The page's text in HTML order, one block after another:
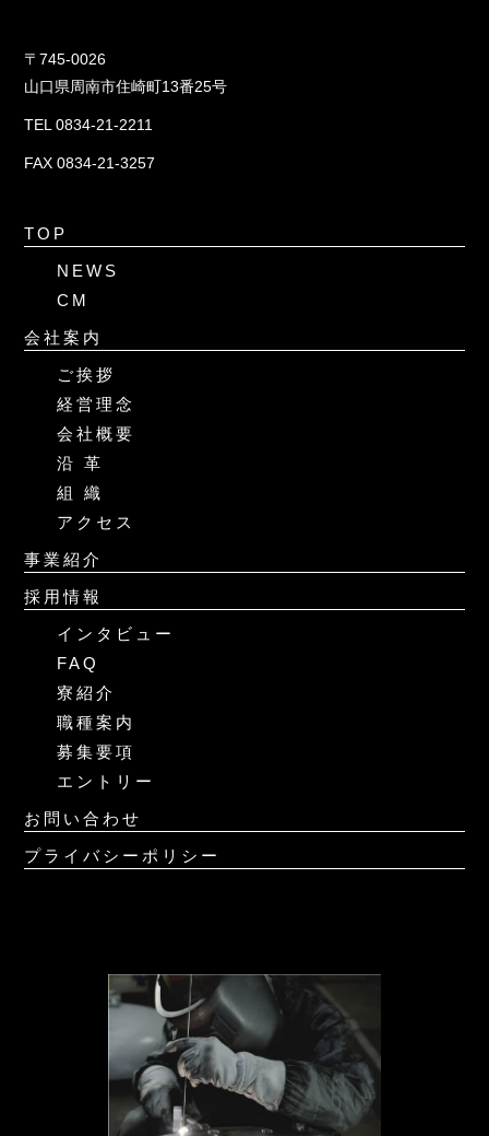
〒745-0026
山口県周南市住崎町13番25号
TEL 0834-21-2211
FAX 0834-21-3257
TOP
NEWS
CM
会社案内
ご挨拶
経営理念
会社概要
沿 革
組 織
アクセス
事業紹介
採用情報
インタビュー
FAQ
寮紹介
職種案内
募集要項
エントリー
お問い合わせ
プライバシーポリシー